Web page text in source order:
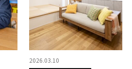
2026.03.10